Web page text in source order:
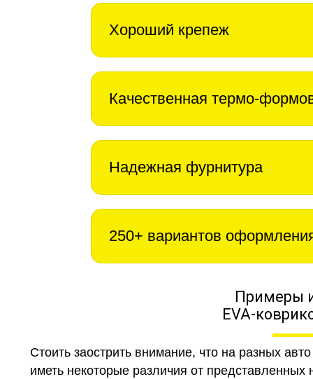
Хороший крепеж
Качественная термо-
Надежная фурнитура
250+ вариантов
Примеры
EVA-
Стоить заострить внимание, что на разных
иметь некоторые различия от